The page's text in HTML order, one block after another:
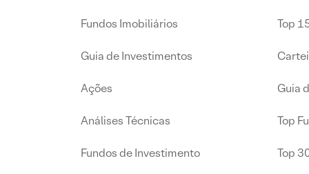
Fundos Imobiliários
Guia de Investimentos
Ações
Análises Técnicas
Fundos de Investimento
Top
Guia
Top
Top